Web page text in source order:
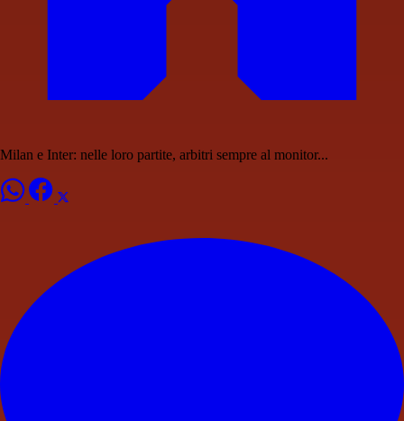
Milan e Inter: nelle loro partite, arbitri sempre al monitor...